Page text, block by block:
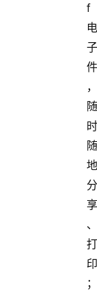
f
电
子
件
，
随
时
随
地
分
享
、
打
印
；